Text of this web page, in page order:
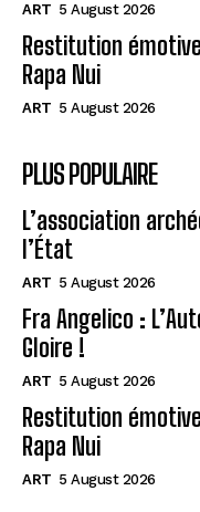
ART 5 August 2026
Restitution
Rapa Nui
ART 5 August 2026
PLUS POPULAIRE
L’association
l’État
ART 5 August 2026
Fra Angelico :
Gloire !
ART 5 August 2026
Restitution
Rapa Nui
ART 5 August 2026